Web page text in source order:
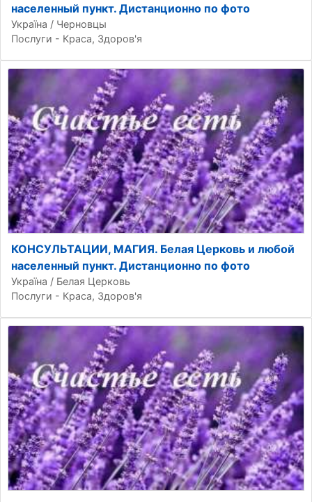
населенный пункт. Дистанционно по фото
Україна / Черновцы
Послуги - Краса, Здоров'я
КОНСУЛЬТАЦИИ, МАГИЯ. Белая Церковь и любой
населенный пункт. Дистанционно по фото
Україна / Белая Церковь
Послуги - Краса, Здоров'я